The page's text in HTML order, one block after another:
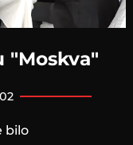
"Moskva"
bilo